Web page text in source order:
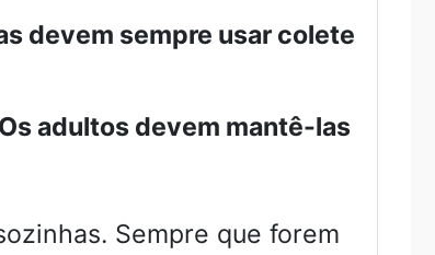
devem sempre usar colete
adultos devem mantê-las
Sempre que forem